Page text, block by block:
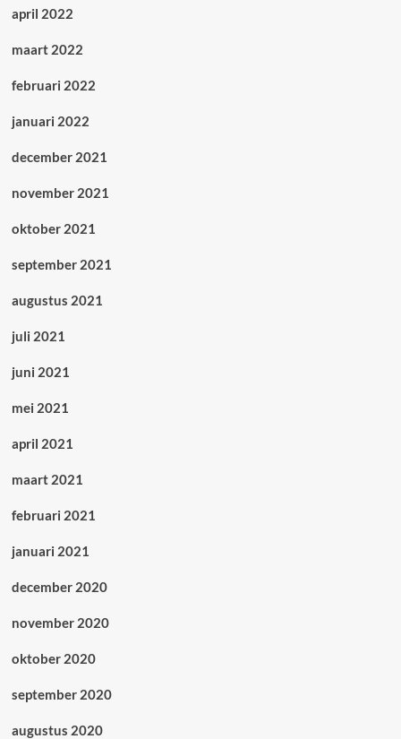
april 2022
maart 2022
februari 2022
januari 2022
december 2021
november 2021
oktober 2021
september 2021
augustus 2021
juli 2021
juni 2021
mei 2021
april 2021
maart 2021
februari 2021
januari 2021
december 2020
november 2020
oktober 2020
september 2020
augustus 2020